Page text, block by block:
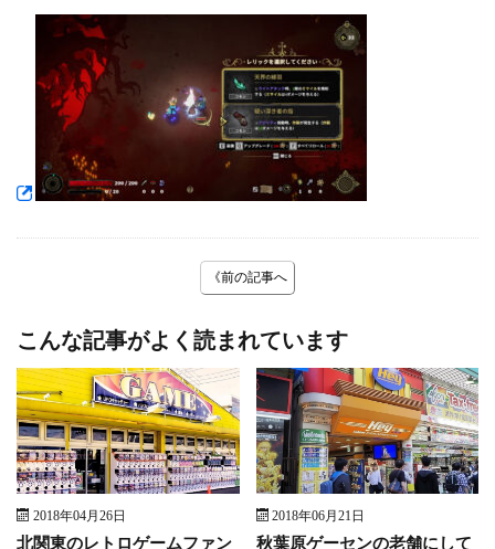
《前の記事へ
こんな記事がよく読まれています
2018年04月26日
北関東のレトロゲームファン
2018年06月21日
秋葉原ゲーセンの老舗にして